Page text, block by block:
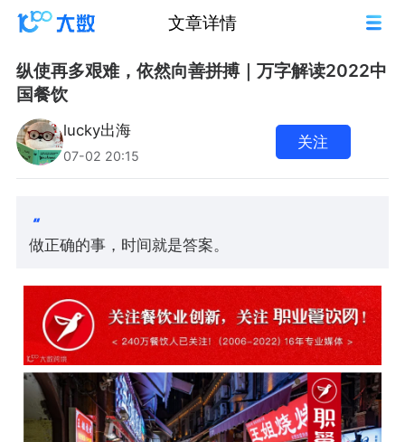
文章详情
纵使再多艰难，依然向善拼搏｜万字解读2022中
国餐饮
lucky出海
07-02 20:15
关注
做正确的事，时间就是答案。